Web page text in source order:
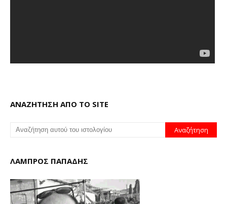
ΑΝΑΖΗΤΗΣΗ ΑΠΟ ΤΟ SITE
ΛΑΜΠΡΟΣ ΠΑΠΑΔΗΣ